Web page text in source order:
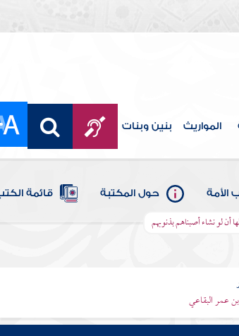
المواريث بنين وبنات
الأمة حول المكتبة قائمة
أن لو نشاء أصبناهم بذنوبهم
عمر البقاعي